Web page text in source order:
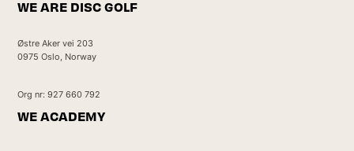
WE ARE DISC GOLF
Østre Aker vei 203
0975 Oslo, Norway
Org nr: 927 660 792
WE ACADEMY